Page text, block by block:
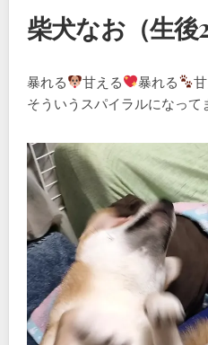
柴犬なお（生後
暴れる 甘える 暴れる
そういうスパイラルになって